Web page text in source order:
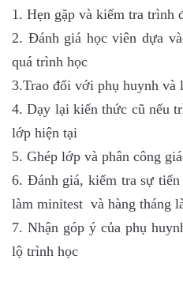
1. Hẹn gặp và kiểm tra trình
2. Đánh giá học viên dựa
quá trình học
3.Trao đổi với phụ huynh và
4. Dạy lại kiến thức cũ nếu
lớp hiện tại
5. Ghép lớp và phân công
6. Đánh giá, kiểm tra sự tiến
làm minitest và hàng tháng
7. Nhận góp ý của phụ
lộ trình học